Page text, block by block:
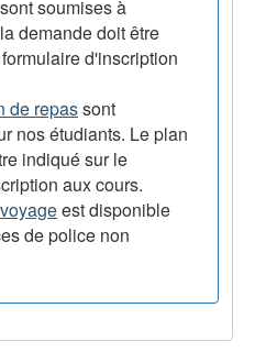
soumises à
demande doit être
d'inscription
de repassont
nos étudiants. Le plan
indiqué sur le
aux cours.
est disponible
de police non